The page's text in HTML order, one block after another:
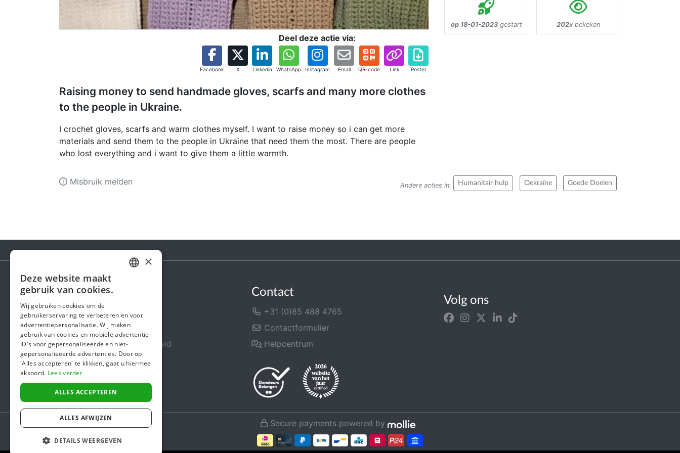
Deel deze actie via:
Facebook X Linkedin WhatsApp Instagram Email QR-code Link Poster
Raising money to send handmade gloves, scarfs and many more clothes
to the people in Ukraine.
I crochet gloves, scarfs and warm clothes myself. I want to raise money so i can get more
materials and send them to the people in Ukraine that need them the most. There are people
who lost everything and i want to give them a little warmth.
op 18-01-2023gestart 202x bekeken
Andere acties in: Humanitair hulp Oekraïne Goede Doelen
Misbruik melden
Steunactie
Over ons
In de media
Veiligheid & Betrouwbaarheid
Algemene voorwaarden
Privacybeleid
Cookiebeleid
Contact
+31 (0)85 488 4765
Contactformulier
Helpcentrum
Volg ons
Secure payments powered by
ENGLISH
×
Deze website maakt
gebruik van cookies.
Wij gebruiken cookies om de
gebruikerservaring te verbeteren en voor
advertentiepersonalisatie. Wij maken
gebruik van cookies en mobiele advertentie-
ID's voor gepersonaliseerde en niet-
gepersonaliseerde advertenties. Door op
'Alles accepteren' te klikken, gaat u hiermee
akkoord. Lees verder
ALLES ACCEPTEREN
ALLES AFWIJZEN
DETAILS WEERGEVEN